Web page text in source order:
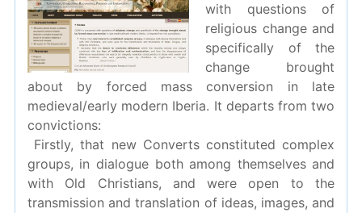
with questions of
religious change and
specifically of the
change brought
about by forced mass conversion in late
medieval/early modern Iberia. It departs from two
convictions:
Firstly, that new Converts constituted complex
groups, in dialogue both among themselves and
with Old Christians, and were open to the
transmission and translation of ideas, images, and